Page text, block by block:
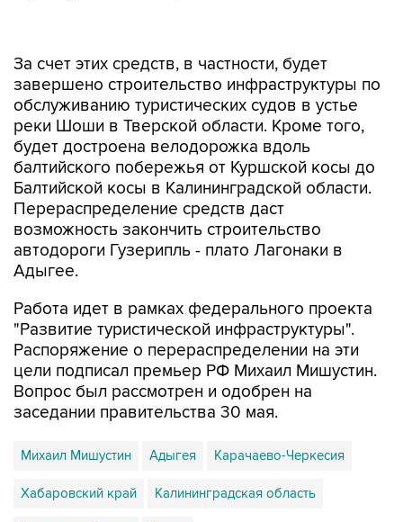
обслуживанию туристических судов в устье
реки Шоши в Тверской области. Кроме того,
будет достроена велодорожка вдоль
балтийского побережья от Куршской косы до
Балтийской косы в Калининградской области.
Перераспределение средств даст
возможность закончить строительство
автодороги Гузерипль - плато Лагонаки в
Адыгее.
Работа идет в рамках федерального проекта
Распоряжение о перераспределении на эти
цели подписал премьер РФ Михаил Мишустин.
Вопрос был рассмотрен и одобрен на
заседании правительства 30 мая.
Михаил Мишустин Адыгея Карачаево-Черкесия
Хабаровский край Калининградская область
Тверская область Чечня